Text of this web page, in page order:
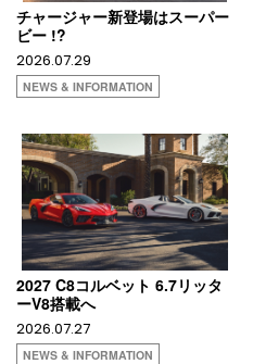
チャージャー新登場はスーパー
ビー !?
2026.07.29
NEWS & INFORMATION
2027 C8コルベット 6.7リッタ
ーV8搭載へ
2026.07.27
NEWS & INFORMATION